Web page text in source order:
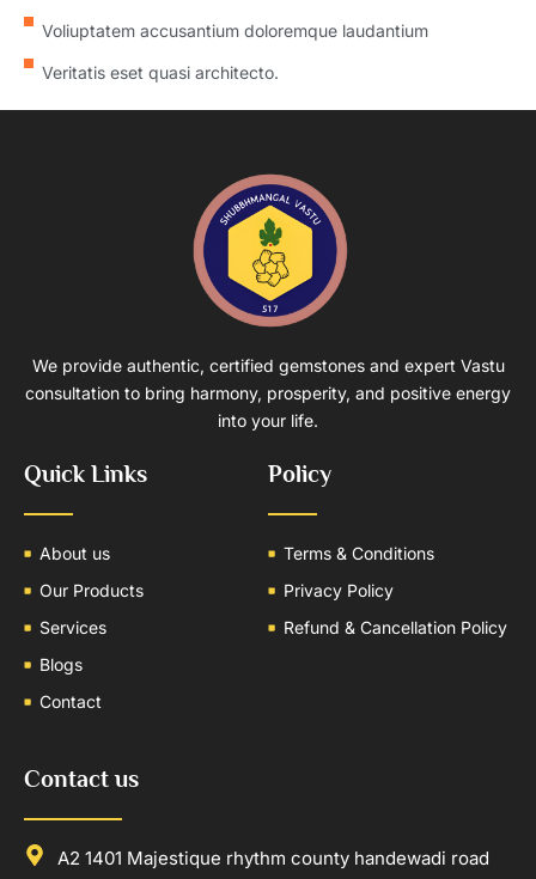
Voliuptatem accusantium doloremque laudantium
Veritatis eset quasi architecto.
We provide authentic, certified gemstones and expert Vastu
consultation to bring harmony, prosperity, and positive energy
into your life.
Quick Links
About us
Our Products
Services
Blogs
Contact
Policy
Terms & Conditions
Privacy Policy
Refund & Cancellation Policy
Contact us
A2 1401 Majestique rhythm county handewadi road